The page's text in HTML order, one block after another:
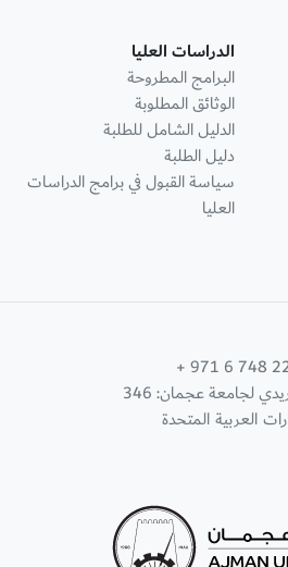
الدراسات العليا
البرامج المطروحة
الوثائق المطلوبة
الدليل الشامل للطلبة
دليل الطلبة
سياسة القبول في برامج الدراسات
العليا
+ 971 6 748
لجامعة عجمان: 346
العربية المتحدة